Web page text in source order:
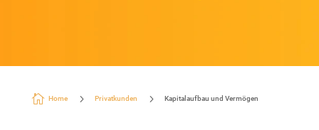
 Home 5 Privatkunden 5 Kapitalaufbau und Vermögen